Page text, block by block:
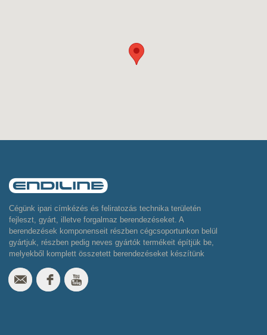
Cégünk ipari címkézés és feliratozás technika területén
fejleszt, gyárt, illetve forgalmaz berendezéseket. A
berendezések komponenseit részben cégcsoportunkon belül
gyártjuk, részben pedig neves gyártók termékeit építjük be,
melyekből komplett összetett berendezéseket készítünk